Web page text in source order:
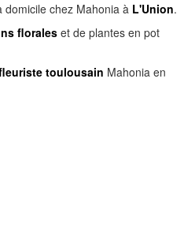
chez Mahonia à L'Union.
floraleset de plantes en pot
toulousain Mahonia en